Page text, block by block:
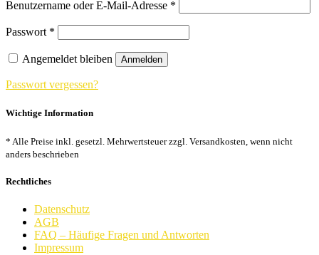
Benutzername oder E-Mail-Adresse *
Passwort *
Angemeldet bleiben Anmelden
Passwort vergessen?
Wichtige Information
* Alle Preise inkl. gesetzl. Mehrwertsteuer zzgl. Versandkosten, wenn nicht
anders beschrieben
Rechtliches
Datenschutz
AGB
FAQ – Häufige Fragen und Antworten
Impressum